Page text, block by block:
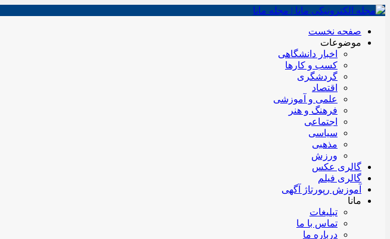
صفحه نخست
موضوعات
اخبار دانشگاهی
کسب و کارها
گردشگری
اقتصاد
علمی و آموزشی
فرهنگ و هنر
اجتماعی
سیاسی
مذهبی
ورزش
گالری عکس
گالری فیلم
آموزش رپورتاژ آگهی
مانا
تبلیغات
تماس با ما
درباره ما